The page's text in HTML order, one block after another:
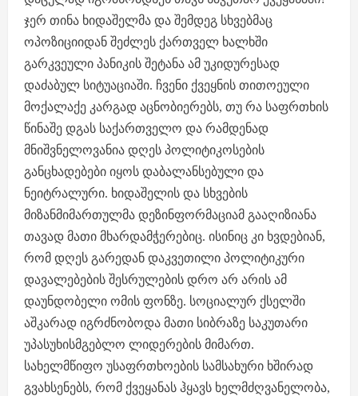
ჯერ თინა ხიდაშელმა და შემდეგ სხვებმაც
ოპოზიციიდან შეძლეს ქართველ ხალხში
გარკვეული პანიკის შეტანა ამ უკიდურესად
დაძაბულ სიტუაციაში. ჩვენი ქვეყნის თითოეული
მოქალაქე კარგად აცნობიერებს, თუ რა საფრთხის
წინაშე დგას საქართველო და რამდენად
მნიშვნელოვანია დღეს პოლიტიკოსების
განცხადებები იყოს დაბალანსებული და
ნეიტრალური. ხიდაშელის და სხვების
მიზანმიმართულმა დეზინფორმაციამ გააღიზიანა
თავად მათი მხარდამჭერებიც. ისინიც კი ხვდებიან,
რომ დღეს გარედან დაკვეთილი პოლიტიკური
დავალებების შესრულების დრო არ არის ამ
დაუნდობელი ომის ფონზე. სოციალურ ქსელში
აშკარად იგრძნობოდა მათი სიბრაზე საკუთარი
უპასუხისმგებლო ლიდერების მიმართ.
სახელმწიფო უსაფრთხოების სამსახური ხშირად
გვახსენებს, რომ ქვეყანას ჰყავს ხელმძღვანელობა,